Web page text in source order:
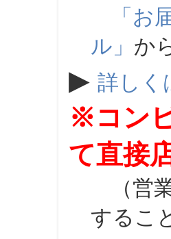
「お
ル」 か
▶ 詳しく
※コン
て直接
（営業
するこ